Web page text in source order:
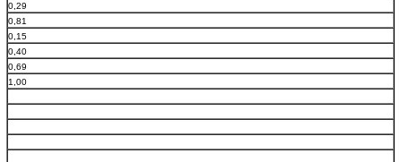
0,29
0,81
0,15
0,40
0,69
1,00